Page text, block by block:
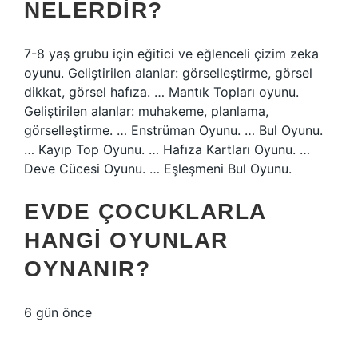
NELERDIR?
7-8 yaş grubu için eğitici ve eğlenceli çizim zeka
oyunu. Geliştirilen alanlar: görselleştirme, görsel
dikkat, görsel hafıza. … Mantık Topları oyunu.
Geliştirilen alanlar: muhakeme, planlama,
görselleştirme. … Enstrüman Oyunu. … Bul Oyunu.
… Kayıp Top Oyunu. … Hafıza Kartları Oyunu. …
Deve Cücesi Oyunu. … Eşleşmeni Bul Oyunu.
EVDE ÇOCUKLARLA
HANGI OYUNLAR
OYNANIR?
6 gün önce